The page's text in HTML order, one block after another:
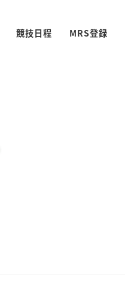
競技日程 MRS登録